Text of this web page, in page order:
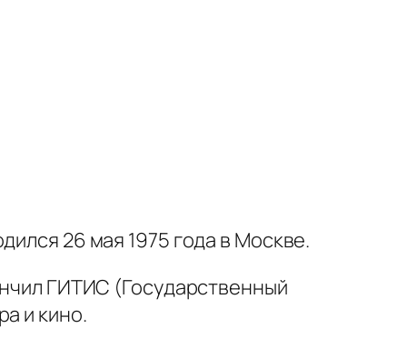
26 мая 1975 года в Москве.
ГИТИС (Государственный
и кино.